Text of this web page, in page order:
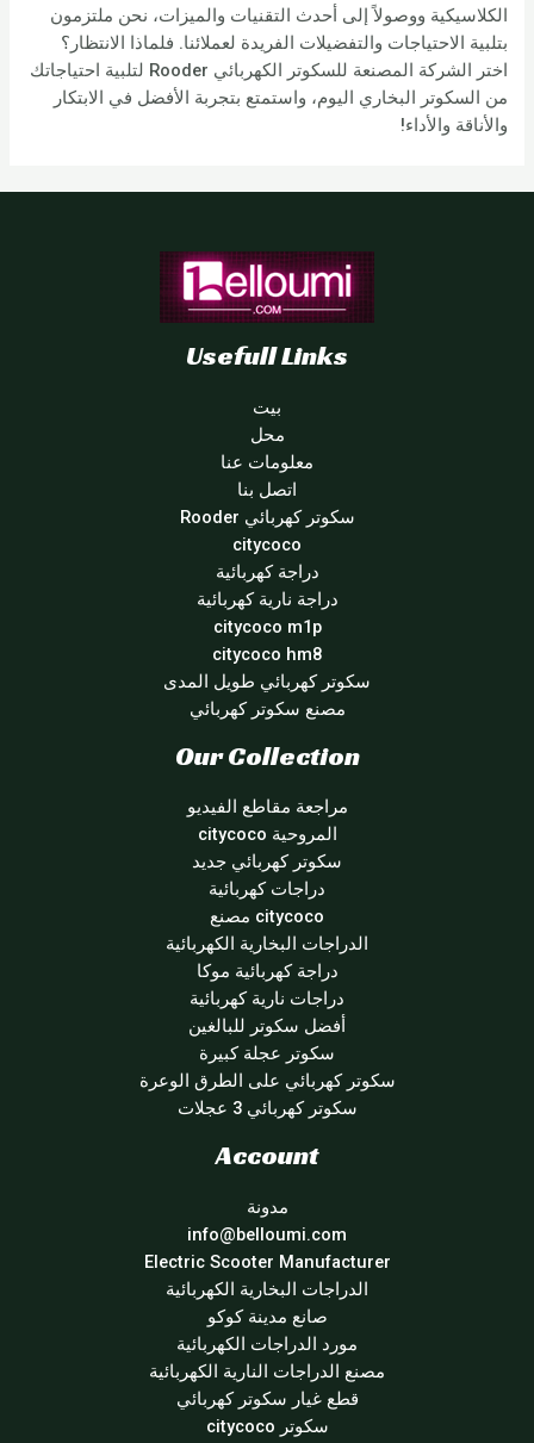
الكلاسيكية ووصولاً إلى أحدث التقنيات والميزات، نحن ملتزمون
بتلبية الاحتياجات والتفضيلات الفريدة لعملائنا. فلماذا الانتظار؟
اختر الشركة المصنعة للسكوتر الكهربائي Rooder لتلبية احتياجاتك
من السكوتر البخاري اليوم، واستمتع بتجربة الأفضل في الابتكار
والأناقة والأداء!
Usefull Links
بيت
محل
معلومات عنا
اتصل بنا
سكوتر كهربائي Rooder
citycoco
دراجة كهربائية
دراجة نارية كهربائية
citycoco m1p
citycoco hm8
سكوتر كهربائي طويل المدى
مصنع سكوتر كهربائي
Our Collection
مراجعة مقاطع الفيديو
المروحية citycoco
سكوتر كهربائي جديد
دراجات كهربائية
citycoco مصنع
الدراجات البخارية الكهربائية
دراجة كهربائية موكا
دراجات نارية كهربائية
أفضل سكوتر للبالغين
سكوتر عجلة كبيرة
سكوتر كهربائي على الطرق الوعرة
سكوتر كهربائي 3 عجلات
Account
مدونة
info@belloumi.com
Electric Scooter Manufacturer
الدراجات البخارية الكهربائية
صانع مدينة كوكو
مورد الدراجات الكهربائية
مصنع الدراجات النارية الكهربائية
قطع غيار سكوتر كهربائي
سكوتر citycoco